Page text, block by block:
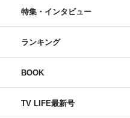
特集・インタビュー
ランキング
BOOK
TV LIFE最新号